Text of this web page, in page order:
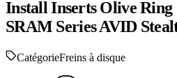
Install Inserts Olive
SRAM Series AVID
CatégorieFreins à disque